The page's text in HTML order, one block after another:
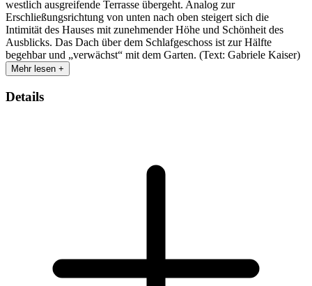
westlich ausgreifende Terrasse übergeht. Analog zur
Erschließungsrichtung von unten nach oben steigert sich die
Intimität des Hauses mit zunehmender Höhe und Schönheit des
Ausblicks. Das Dach über dem Schlafgeschoss ist zur Hälfte
begehbar und „verwächst“ mit dem Garten. (Text: Gabriele Kaiser)
Mehr lesen +
Details